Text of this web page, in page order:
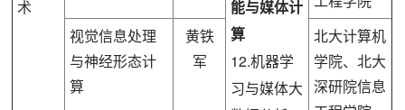
术
能与媒体计
算
12.机器学
习与媒体大
视觉信息处理
与神经形态计
算
黄铁
军
北大计算机
学院、北大
深研院信息